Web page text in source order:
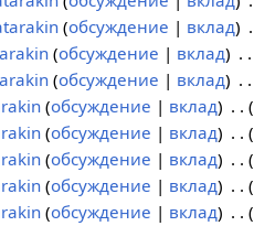
обсуждение вклад
обсуждение вклад
обсуждение вклад
обсуждение вклад
обсуждение вклад
обсуждение вклад
обсуждение вклад
обсуждение вклад